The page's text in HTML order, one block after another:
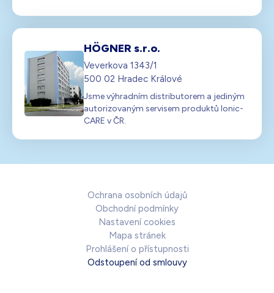
HÖGNER s.r.o.
Veverkova 1343/1
500 02 Hradec Králové
Jsme výhradním distributorem a jediným
autorizovaným servisem produktů Ionic-
CARE v ČR.
Ochrana osobních údajů
Obchodní podmínky
Nastavení cookies
Mapa stránek
Prohlášení o přístupnosti
Odstoupení od smlouvy